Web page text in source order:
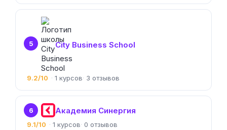
5 City Business School
9.2/10 1 3
6 Академия Синергия
9.1/10 1 0